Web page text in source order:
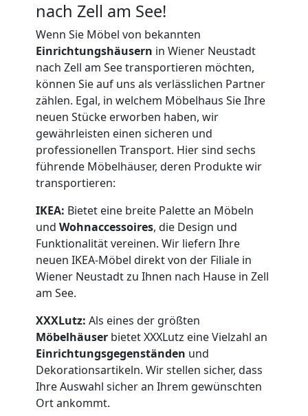
nach Zell am See!
Wenn Sie Möbel von bekannten
Einrichtungshäusern in Wiener Neustadt
nach Zell am See transportieren möchten,
können Sie auf uns als verlässlichen Partner
zählen. Egal, in welchem Möbelhaus Sie Ihre
neuen Stücke erworben haben, wir
gewährleisten einen sicheren und
professionellen Transport. Hier sind sechs
führende Möbelhäuser, deren Produkte wir
transportieren:
IKEA: Bietet eine breite Palette an Möbeln
und Wohnaccessoires, die Design und
Funktionalität vereinen. Wir liefern Ihre
neuen IKEA-Möbel direkt von der Filiale in
Wiener Neustadt zu Ihnen nach Hause in Zell
am See.
XXXLutz: Als eines der größten
Möbelhäuser bietet XXXLutz eine Vielzahl an
Einrichtungsgegenständen und
Dekorationsartikeln. Wir stellen sicher, dass
Ihre Auswahl sicher an Ihrem gewünschten
Ort ankommt.
Qualitäts-
Umzüge
Wiener
Neustadt
Vereinsumzug
Wiener
Neustadt
Anfrage
Möbeltransport
National